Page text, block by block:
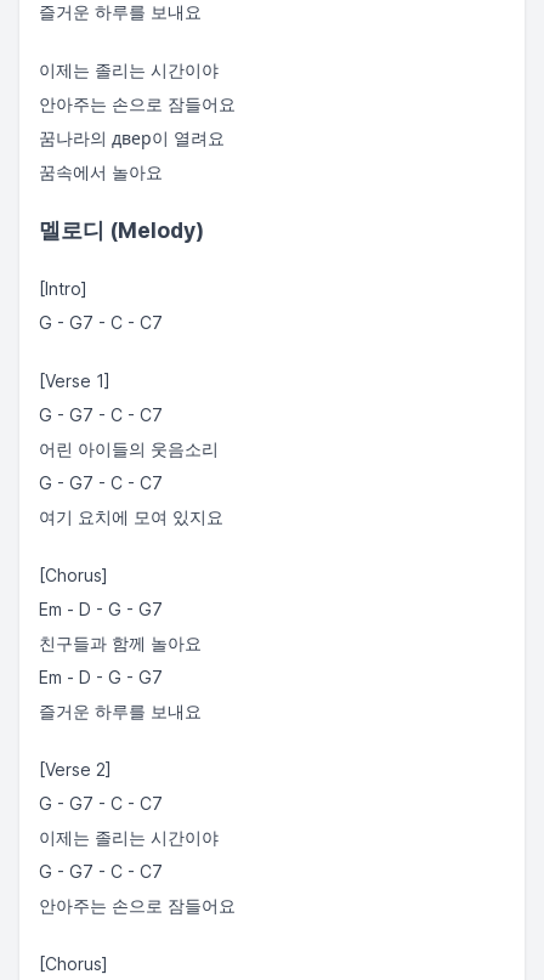
즐거운 하루를 보내요
이제는 졸리는 시간이야
안아주는 손으로 잠들어요
꿈나라의 двер이 열려요
꿈속에서 놀아요
멜로디 (Melody)
[Intro]
G - G7 - C - C7
[Verse 1]
G - G7 - C - C7
어린 아이들의 웃음소리
G - G7 - C - C7
여기 요치에 모여 있지요
[Chorus]
Em - D - G - G7
친구들과 함께 놀아요
Em - D - G - G7
즐거운 하루를 보내요
[Verse 2]
G - G7 - C - C7
이제는 졸리는 시간이야
G - G7 - C - C7
안아주는 손으로 잠들어요
[Chorus]